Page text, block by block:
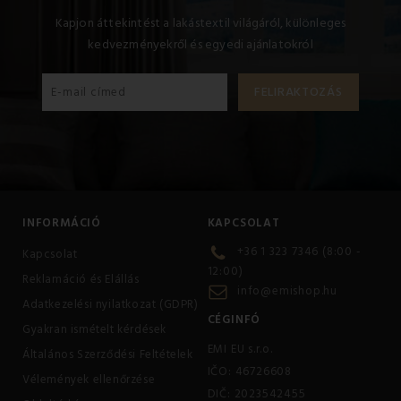
Kapjon áttekintést a lakástextil világáról, különleges
kedvezményekről és egyedi ajánlatokról
INFORMÁCIÓ
Kapcsolat
Reklamáció és Elállás
Adatkezelési nyilatkozat (GDPR)
Gyakran ismételt kérdések
Általános Szerződési Feltételek
Vélemények ellenőrzése
KAPCSOLAT
+36 1 323 7346 (8:00 -
12:00)
info@emishop.hu
CÉGINFÓ
EMI EU s.r.o.
IČO: 46726608
DIČ: 2023542455